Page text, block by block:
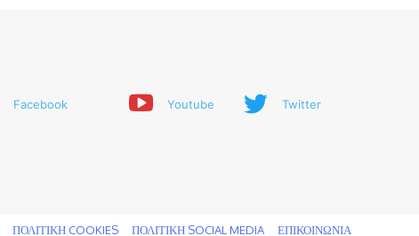
Facebook Youtube Twitter
ΠΟΛΙΤΙΚΗ COOKIES ΠΟΛΙΤΙΚΗ SOCIAL MEDIA ΕΠΙΚΟΙΝΩΝΙΑ